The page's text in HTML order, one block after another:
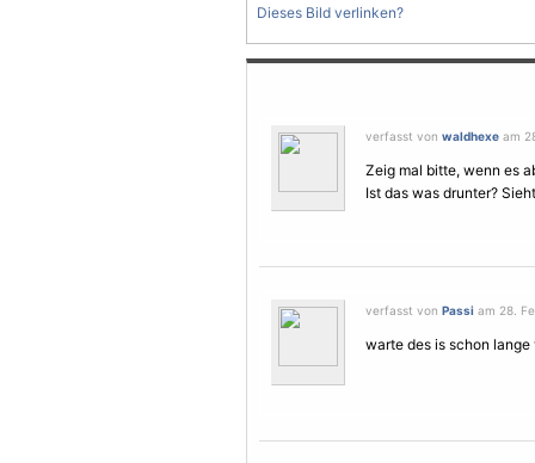
Dieses Bild verlinken?
verfasst von waldhexe am
Zeig mal bitte, wenn es
Ist das was drunter?
verfasst von Passi am 28.
warte des is schon